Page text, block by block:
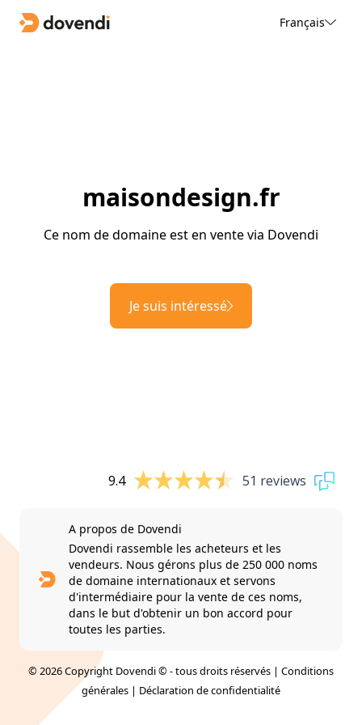
Français
maisondesign.fr
Ce nom de domaine est en vente via Dovendi
Je suis intéressé
9.4 51 reviews
A propos de Dovendi
Dovendi rassemble les acheteurs et les
vendeurs. Nous gérons plus de 250 000 noms
de domaine internationaux et servons
d'intermédiaire pour la vente de ces noms,
dans le but d'obtenir un bon accord pour
toutes les parties.
© 2026 Copyright Dovendi © - tous droits réservés | Conditions
générales | Déclaration de confidentialité